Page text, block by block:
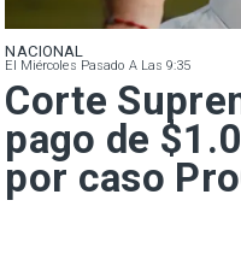
NACIONAL
El Miércoles Pasado A Las 9:35
Corte
pago de
por caso